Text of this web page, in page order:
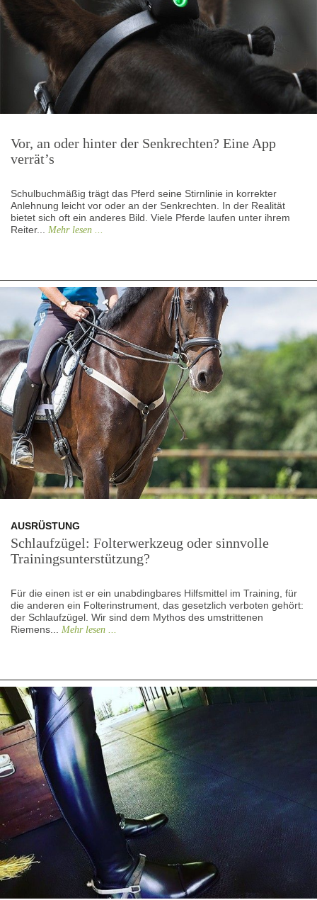
Vor, an oder hinter der Senkrechten? Eine App
verrät’s
Schulbuchmäßig trägt das Pferd seine Stirnlinie in korrekter
Anlehnung leicht vor oder an der Senkrechten. In der Realität
bietet sich oft ein anderes Bild. Viele Pferde laufen unter ihrem
Reiter... Mehr lesen ...
AUSRÜSTUNG
Schlaufzügel: Folterwerkzeug oder sinnvolle
Trainingsunterstützung?
Für die einen ist er ein unabdingbares Hilfsmittel im Training, für
die anderen ein Folterinstrument, das gesetzlich verboten gehört:
der Schlaufzügel. Wir sind dem Mythos des umstrittenen
Riemens... Mehr lesen ...